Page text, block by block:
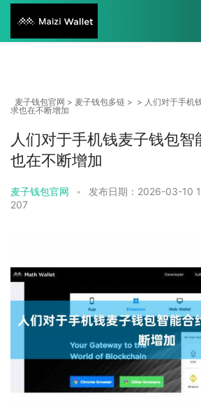
麦子钱包官网 > 麦子钱包多链 > > 人们对于手机
求也在不断增加
人们对于手机钱麦子钱包智
也在不断增加
麦子钱包官网 • 发布日期：2026-03-10
207